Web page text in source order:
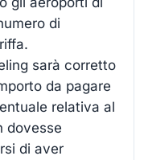
di
sarà corretto
da pagare
relativa al
dovesse
di aver